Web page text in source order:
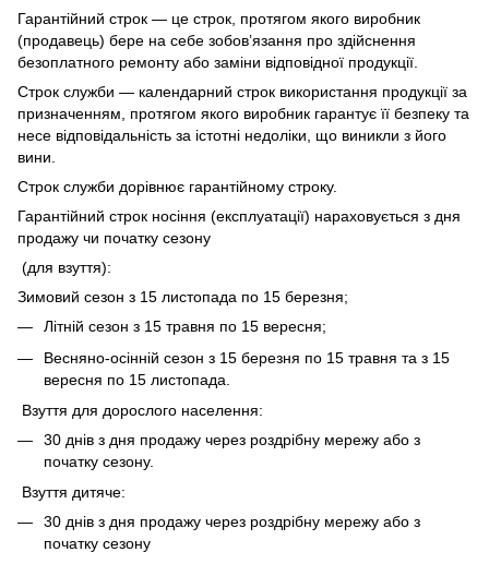
Гарантійний строк — це строк, протягом якого виробник
(продавець) бере на себе зобов’язання про здійснення
безоплатного ремонту або заміни відповідної продукції.
Строк служби — календарний строк використання продукції за
призначенням, протягом якого виробник гарантує її безпеку та
несе відповідальність за істотні недоліки, що виникли з його
вини.
Строк служби дорівнює гарантійному строку.
Гарантійний строк носіння (експлуатації) нараховується з дня
продажу чи початку сезону
(для взуття):
Зимовий сезон з 15 листопада по 15 березня;
Літній сезон з 15 травня по 15 вересня;
Весняно-осінній сезон з 15 березня по 15 травня та з 15
вересня по 15 листопада.
Взуття для дорослого населення:
30 днів з дня продажу через роздрібну мережу або з
початку сезону.
Взуття дитяче:
30 днів з дня продажу через роздрібну мережу або з
початку сезону